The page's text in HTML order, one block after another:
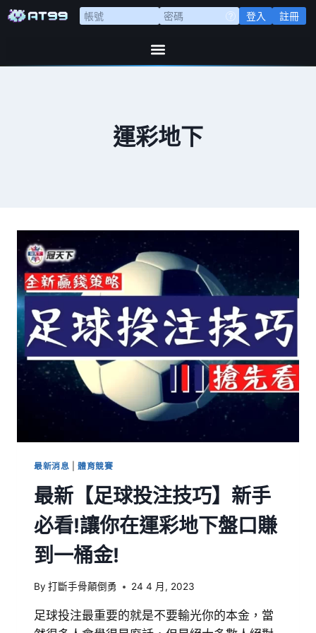
登入 註冊
運彩地下
最新消息 |體育競賽
最新【足球投注技巧】新手
必看!讓你在運彩地下盤口賺
到一桶金!
By 打斷手骨顛倒勇 24 4 月, 2023
足球投注最重要的就是不要輸光你的本金，當